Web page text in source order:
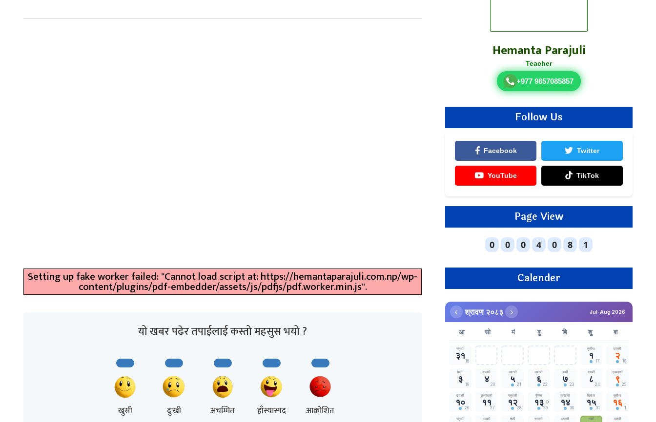
Setting up fake worker failed: "Cannot load script at: https://hemantaparajuli.com.np/wp-
content/plugins/pdf-embedder/assets/js/pdfjs/pdf.worker.min.js".
यो खबर पढेर तपाईलाई कस्तो महसुस भयो ?
खुसी दुःखी अचम्मित हाँस्यास्पद आक्रोशित
Hemanta Parajuli
Teacher
+977 9857085857
Follow Us
Facebook Twitter
YouTube TikTok
Page View
Calender